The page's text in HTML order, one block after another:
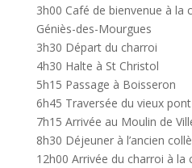
3h00 Café de bienvenue à la
Géniès-des-Mourgues
3h30 Départ du charroi
4h30 Halte à St Christol
5h15 Passage à Boisseron
6h45 Traversée du vieux
7h15 Arrivée au Moulin de
8h30 Déjeuner à l’ancien
12h00 Arrivée du charroi à la